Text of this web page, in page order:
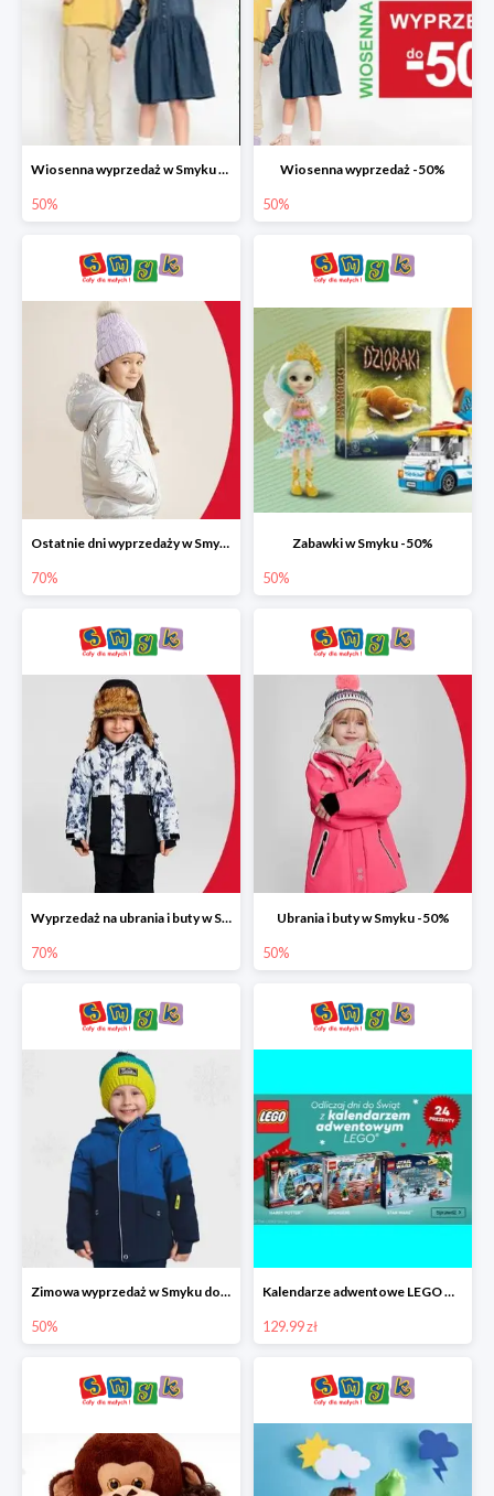
Wiosenna wyprzedaż w Smyku do -50%
50%
Wiosenna wyprzedaż -50%
50%
Ostatnie dni wyprzedaży w Smyku do -70%
70%
Zabawki w Smyku -50%
50%
Wyprzedaż na ubrania i buty w Smyku do -70%
70%
Ubrania i buty w Smyku -50%
50%
Zimowa wyprzedaż w Smyku do -50%
50%
Kalendarze adwentowe LEGO w Smyku w super cenie
129.99 zł